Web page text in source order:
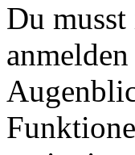
Du